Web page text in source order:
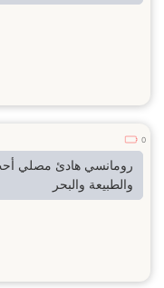
0
رومانسي هادئ مصلي
والطبيعة والبحر